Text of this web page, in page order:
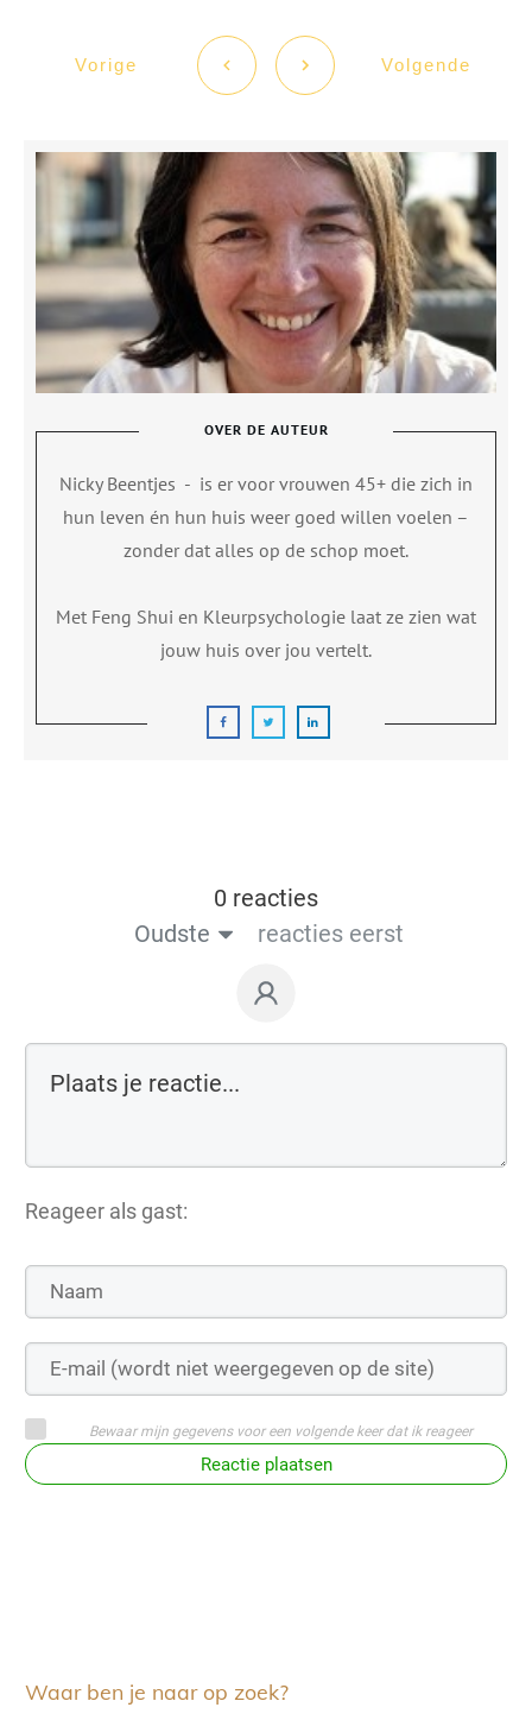
Vorige Volgende
OVER DE AUTEUR
Nicky Beentjes - is er voor vrouwen 45+ die zich in
hun leven én hun huis weer goed willen voelen –
zonder dat alles op de schop moet.
Met Feng Shui en Kleurpsychologie laat ze zien wat
jouw huis over jou vertelt.
0 reacties
Oudste
reacties eerst
Reageer als gast:
Bewaar mijn gegevens voor een volgende keer dat ik reageer
Reactie plaatsen
Waar ben je naar op zoek?